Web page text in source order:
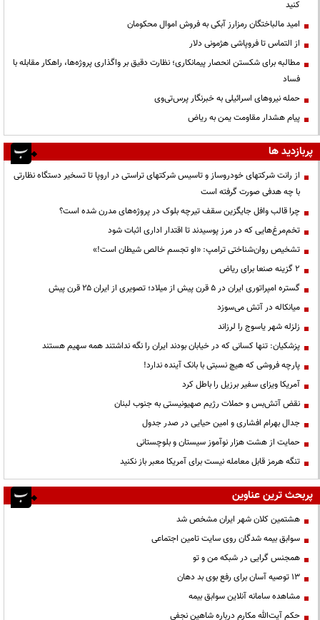
کنید
امید مالباختگان رمزارز آبکی به فروش اموال محکومان
از التماس تا فروپاشی هژمونی دلار
مطالبه برای شکستن انحصار پیمانکاری؛ نظارت دقیق بر واگذاری پروژه‌ها، راهکار مقابله با
فساد
حمله نیروهای اسرائیلی به خبرنگار پرس‌تی‌وی
پیام هشدار مقاومت یمن به ریاض
پربازدید ها
از رانت‌ شرکتهای خودروساز و تاسیس شرکتهای تراستی در اروپا تا تسخیر دستگاه نظارتی
با چه هدفی صورت گرفته است
چرا قالب وافل جایگزین سقف تیرچه بلوک در پروژه‌های مدرن شده است؟
تخم‌مرغ‌هایی که در مرز پوسیدند تا اقتدار اداری اثبات شود
تشخیص روان‌شناختی ترامپ: «او تجسم خالص شیطان است!»
۲ گزینه صنعا برای ریاض
گستره امپراتوری ایران در ۵ قرن پیش از میلاد؛ تصویری از ایران ۲۵ قرن پیش
میانکاله در آتش می‌سوزد
زلزله شهر یاسوج را لرزاند
پزشکیان: تنها کسانی که در خیابان بودند ایران را نگه نداشتند همه سهیم هستند
پارچه فروشی که هیچ نسبتی با بانک آینده ندارد!
آمریکا ویزای سفیر برزیل را باطل کرد
نقض آتش‌بس و حملات رژیم صهیونیستی به جنوب لبنان
جدال بهرام افشاری و امین حیایی در صدر جدول
حمایت از هشت هزار نوآموز سیستان و بلوچستانی
تنگه هرمز قابل معامله نیست برای آمریکا معبر باز نکنید
پربحث ترین عناوین
هشتمین کلان شهر ایران مشخص شد
سوابق بیمه شدگان روی سایت تامین اجتماعی
همجنس گرایی در شبکه من و تو
13 توصیه آسان برای رفع بوی بد دهان
مشاهده سامانه آنلاين سوابق بیمه
حكم آيت‌الله مكارم درباره شاهين نجفي